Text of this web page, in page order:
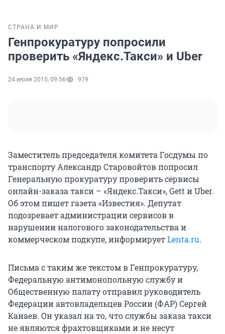
СТРАНА И МИР
Генпрокуратуру попросили
проверить «Яндекс.Такси» и Uber
24 июля 2015, 09:56 979
Заместитель председателя комитета Госдумы по
транспорту Александр Старовойтов попросил
Генеральную прокуратуру проверить сервисы
онлайн-заказа такси – «Яндекс.Такси», Gett и Uber.
Об этом пишет газета «Известия». Депутат
подозревает администрации сервисов в
нарушении налогового законодательства и
коммерческом подкупе, информируетLenta.ru.
Письма с таким же текстом в Генпрокуратуру,
Федеральную антимонопольную службу и
Общественную палату отправил руководитель
Федерации автовладельцев России (ФАР) Сергей
Канаев. Он указал на то, что службы заказа такси
не являются фрахтовщиками и не несут